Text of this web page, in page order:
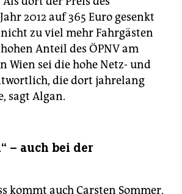
2012 auf 365 Euro gesenkt
zu viel mehr Fahrgästen
Anteil des ÖPNV am
Wien sei die hohe Netz- und
die dort jahrelang
sagt Algan.
– auch bei der
kommt auch Carsten Sommer,